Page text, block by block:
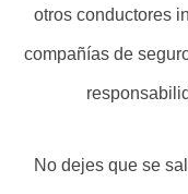
otros conductores
compañías de
No dejes que se